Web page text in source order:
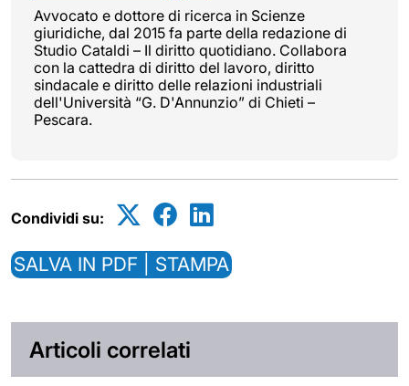
Avvocato e dottore di ricerca in Scienze
giuridiche, dal 2015 fa parte della redazione di
Studio Cataldi – Il diritto quotidiano. Collabora
con la cattedra di diritto del lavoro, diritto
sindacale e diritto delle relazioni industriali
dell'Università “G. D'Annunzio” di Chieti –
Pescara.
Condividi su:
SALVA IN PDF | STAMPA
Articoli correlati